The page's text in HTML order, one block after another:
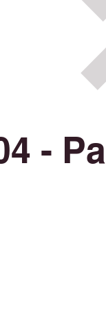
-